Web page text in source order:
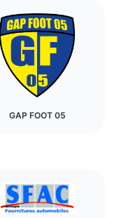
GAP FOOT 05